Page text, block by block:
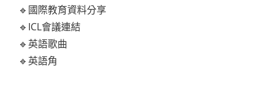
🔹國際教育資料分享
🔹ICL會議連結
🔹英語歌曲
🔹英語角